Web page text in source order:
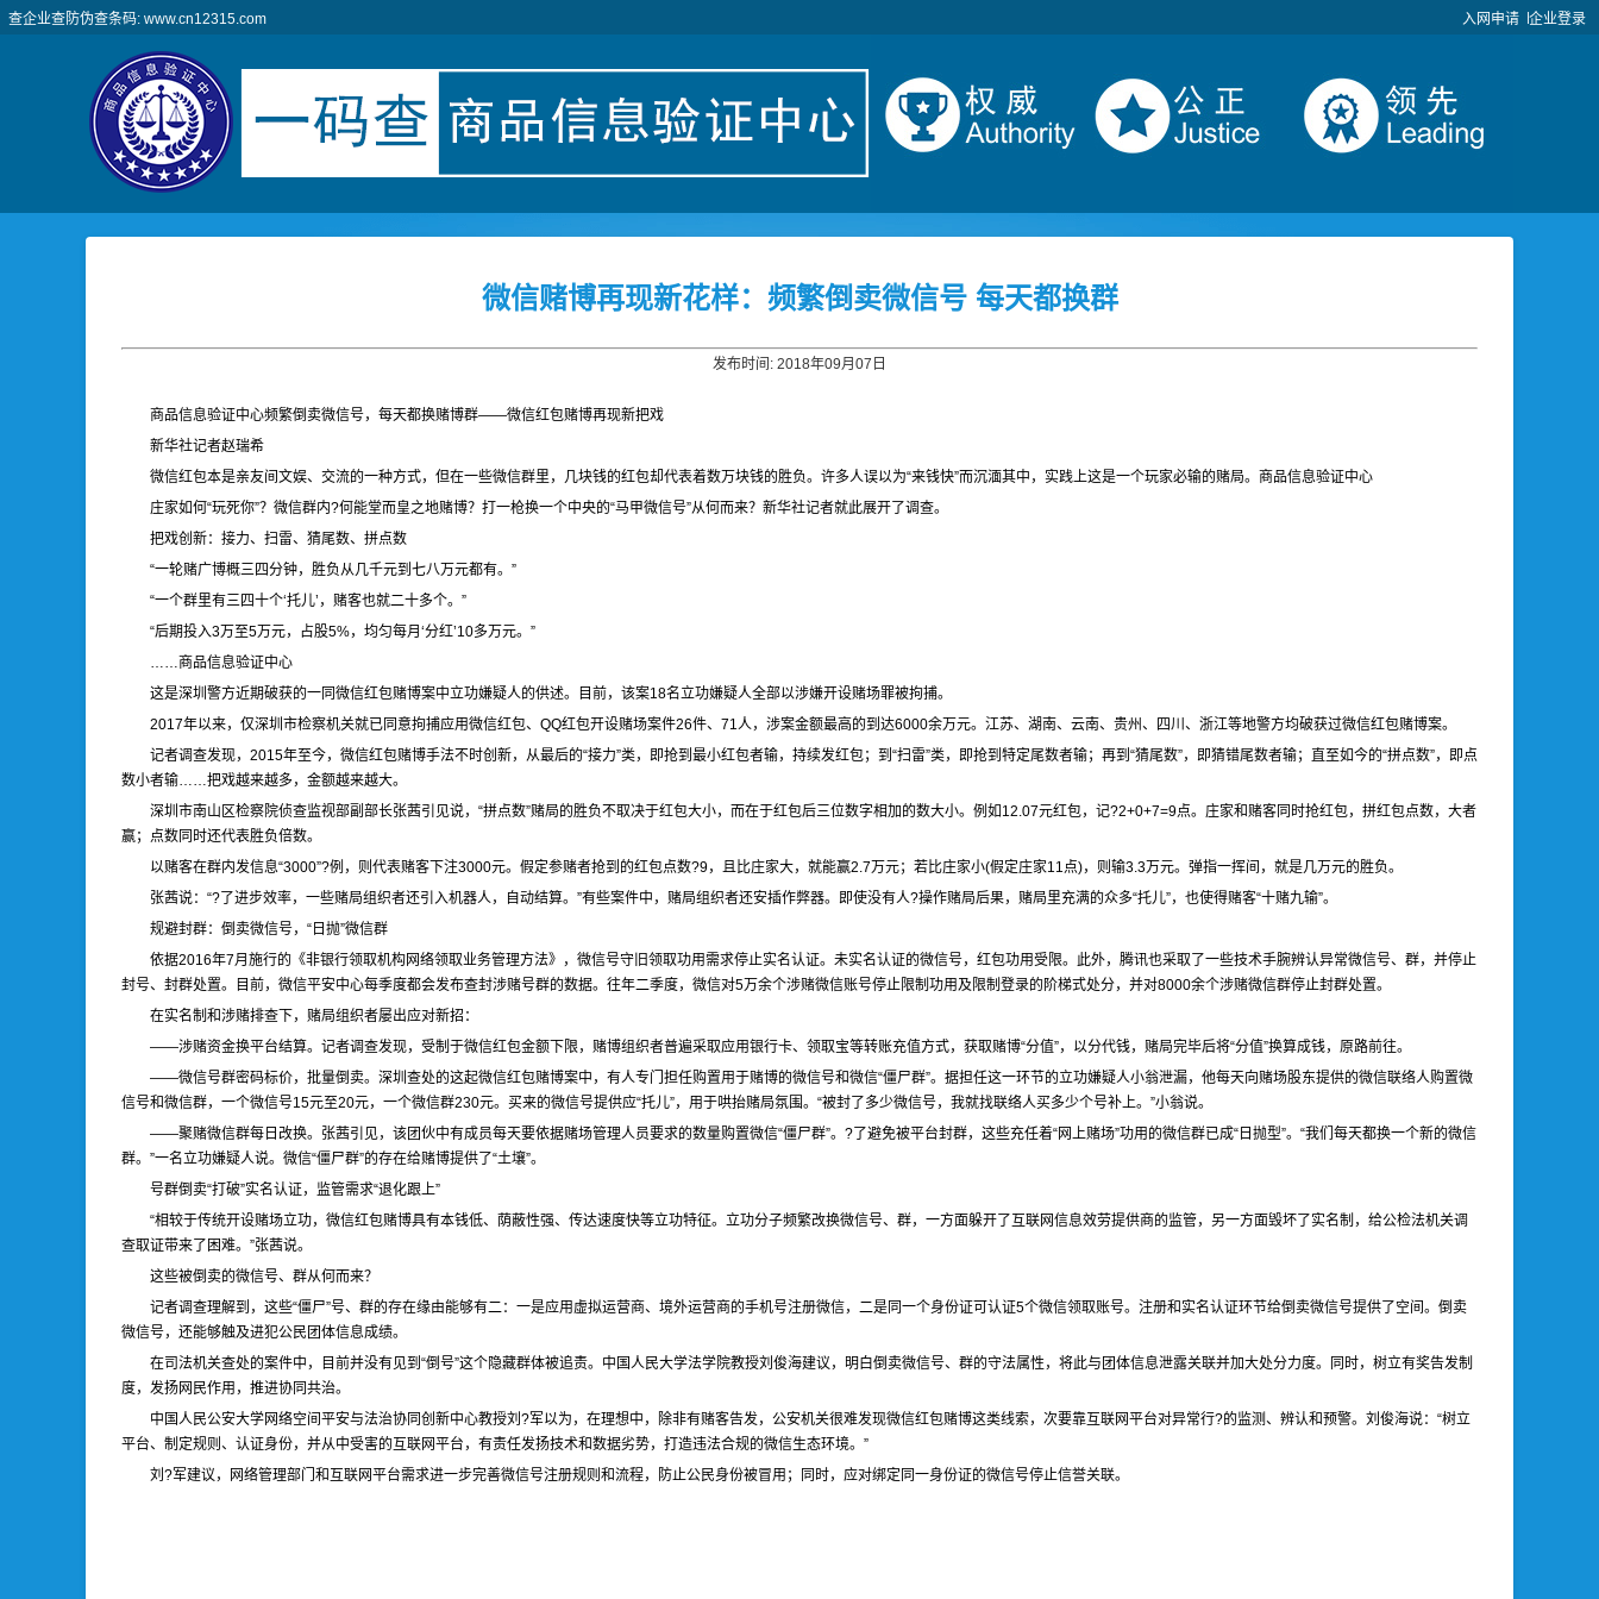
查企业查防伪查条码: www.cn12315.com 入网申请 企业登录
微信赌博再现新花样：频繁倒卖微信号 每天都换群
发布时间: 2018年09月07日
商品信息验证中心频繁倒卖微信号，每天都换赌博群——微信红包赌博再现新把戏
新华社记者赵瑞希
微信红包本是亲友间文娱、交流的一种方式，但在一些微信群里，几块钱的红包却代表着数万块钱的胜负。许多人误以为“来钱快”而沉湎其中，实践上这是一个玩家必输的赌局。商品信息验证中心
庄家如何“玩死你”？微信群内?何能堂而皇之地赌博？打一枪换一个中央的“马甲微信号”从何而来？新华社记者就此展开了调查。
把戏创新：接力、扫雷、猜尾数、拼点数
“一轮赌广博概三四分钟，胜负从几千元到七八万元都有。”
“一个群里有三四十个‘托儿’，赌客也就二十多个。”
“后期投入3万至5万元，占股5%，均匀每月‘分红’10多万元。”
……商品信息验证中心
这是深圳警方近期破获的一同微信红包赌博案中立功嫌疑人的供述。目前，该案18名立功嫌疑人全部以涉嫌开设赌场罪被拘捕。
2017年以来，仅深圳市检察机关就已同意拘捕应用微信红包、QQ红包开设赌场案件26件、71人，涉案金额最高的到达6000余万元。江苏、湖南、云南、贵州、四川、浙江等地警方均破获过微信红包赌博案。
记者调查发现，2015年至今，微信红包赌博手法不时创新，从最后的“接力”类，即抢到最小红包者输，持续发红包；到“扫雷”类，即抢到特定尾数者输；再到“猜尾数”，即猜错尾数者输；直至如今的“拼点数”，即点
数小者输……把戏越来越多，金额越来越大。
深圳市南山区检察院侦查监视部副部长张茜引见说，“拼点数”赌局的胜负不取决于红包大小，而在于红包后三位数字相加的数大小。例如12.07元红包，记?2+0+7=9点。庄家和赌客同时抢红包，拼红包点数，大者
赢；点数同时还代表胜负倍数。
以赌客在群内发信息“3000”?例，则代表赌客下注3000元。假定参赌者抢到的红包点数?9，且比庄家大，就能赢2.7万元；若比庄家小(假定庄家11点)，则输3.3万元。弹指一挥间，就是几万元的胜负。
张茜说：“?了进步效率，一些赌局组织者还引入机器人，自动结算。”有些案件中，赌局组织者还安插作弊器。即使没有人?操作赌局后果，赌局里充满的众多“托儿”，也使得赌客“十赌九输”。
规避封群：倒卖微信号，“日抛”微信群
依据2016年7月施行的《非银行领取机构网络领取业务管理方法》，微信号守旧领取功用需求停止实名认证。未实名认证的微信号，红包功用受限。此外，腾讯也采取了一些技术手腕辨认异常微信号、群，并停止
封号、封群处置。目前，微信平安中心每季度都会发布查封涉赌号群的数据。往年二季度，微信对5万余个涉赌微信账号停止限制功用及限制登录的阶梯式处分，并对8000余个涉赌微信群停止封群处置。
在实名制和涉赌排查下，赌局组织者屡出应对新招：
——涉赌资金换平台结算。记者调查发现，受制于微信红包金额下限，赌博组织者普遍采取应用银行卡、领取宝等转账充值方式，获取赌博“分值”，以分代钱，赌局完毕后将“分值”换算成钱，原路前往。
——微信号群密码标价，批量倒卖。深圳查处的这起微信红包赌博案中，有人专门担任购置用于赌博的微信号和微信“僵尸群”。据担任这一环节的立功嫌疑人小翁泄漏，他每天向赌场股东提供的微信联络人购置微
信号和微信群，一个微信号15元至20元，一个微信群230元。买来的微信号提供应“托儿”，用于哄抬赌局氛围。“被封了多少微信号，我就找联络人买多少个号补上。”小翁说。
——聚赌微信群每日改换。张茜引见，该团伙中有成员每天要依据赌场管理人员要求的数量购置微信“僵尸群”。?了避免被平台封群，这些充任着“网上赌场”功用的微信群已成“日抛型”。“我们每天都换一个新的微信
群。”一名立功嫌疑人说。微信“僵尸群”的存在给赌博提供了“土壤”。
号群倒卖“打破”实名认证，监管需求“退化跟上”
“相较于传统开设赌场立功，微信红包赌博具有本钱低、荫蔽性强、传达速度快等立功特征。立功分子频繁改换微信号、群，一方面躲开了互联网信息效劳提供商的监管，另一方面毁坏了实名制，给公检法机关调
查取证带来了困难。”张茜说。
这些被倒卖的微信号、群从何而来？
记者调查理解到，这些“僵尸”号、群的存在缘由能够有二：一是应用虚拟运营商、境外运营商的手机号注册微信，二是同一个身份证可认证5个微信领取账号。注册和实名认证环节给倒卖微信号提供了空间。倒卖
微信号，还能够触及进犯公民团体信息成绩。
在司法机关查处的案件中，目前并没有见到“倒号”这个隐藏群体被追责。中国人民大学法学院教授刘俊海建议，明白倒卖微信号、群的守法属性，将此与团体信息泄露关联并加大处分力度。同时，树立有奖告发制
度，发扬网民作用，推进协同共治。
中国人民公安大学网络空间平安与法治协同创新中心教授刘?军以为，在理想中，除非有赌客告发，公安机关很难发现微信红包赌博这类线索，次要靠互联网平台对异常行?的监测、辨认和预警。刘俊海说：“树立
平台、制定规则、认证身份，并从中受害的互联网平台，有责任发扬技术和数据劣势，打造违法合规的微信生态环境。”
刘?军建议，网络管理部门和互联网平台需求进一步完善微信号注册规则和流程，防止公民身份被冒用；同时，应对绑定同一身份证的微信号停止信誉关联。